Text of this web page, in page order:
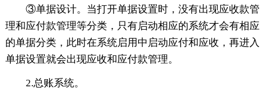
③单据设计。当打开单据设置时，没有出现应收款管
理和应付款管理等分类，只有启动相应的系统才会有相应
的单据分类，此时在系统启用中启动应付和应收，再进入
单据设置就会出现应收和应付款管理。
2.总账系统。